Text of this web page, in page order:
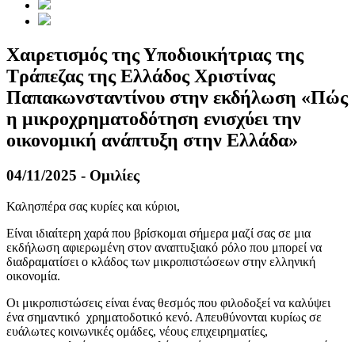
Χαιρετισμός της Υποδιοικήτριας της
Τράπεζας της Ελλάδος Χριστίνας
Παπακωνσταντίνου στην εκδήλωση «Πώς
η μικροχρηματοδότηση ενισχύει την
οικονομική ανάπτυξη στην Ελλάδα»
04/11/2025 - Ομιλίες
Καλησπέρα σας κυρίες και κύριοι,
Είναι ιδιαίτερη χαρά που βρίσκομαι σήμερα μαζί σας σε μια
εκδήλωση αφιερωμένη στον αναπτυξιακό ρόλο που μπορεί να
διαδραματίσει ο κλάδος των μικροπιστώσεων στην ελληνική
οικονομία.
Οι μικροπιστώσεις είναι ένας θεσμός που φιλοδοξεί να καλύψει
ένα σημαντικό χρηματοδοτικό κενό. Απευθύνονται κυρίως σε
ευάλωτες κοινωνικές ομάδες, νέους επιχειρηματίες,